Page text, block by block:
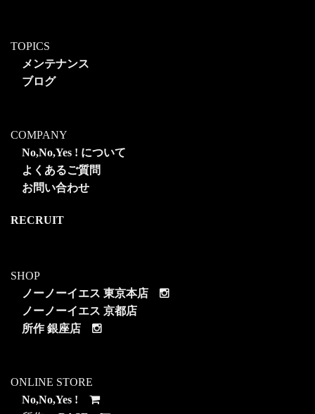
TOPICS
メンテナンス
ブログ
COMPANY
No,No,Yes ! について
よくあるご質問
お問い合わせ
RECRUIT
SHOP
ノーノーイエス 東京本店
ノーノーイエス 京都店
所作 銀座店
ONLINE STORE
No,No,Yes !